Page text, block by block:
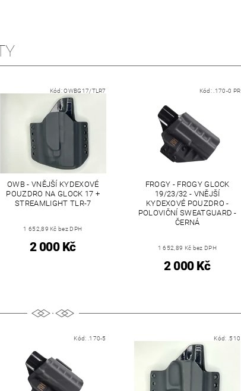
Kód:OWBG17/TLR7
OWB - VNĚJŠÍ KYDEXOVÉ
POUZDRO NA GLOCK 17 +
STREAMLIGHT TLR-7
1 652,89 Kč bez DPH
2 000 Kč
Kód:.170-0 PR
FROGY - FROGY GLOCK
19/23/32 - VNĚJŠÍ
KYDEXOVÉ POUZDRO -
POLOVIČNÍ SWEATGUARD -
ČERNÁ
1 652,89 Kč bez DPH
2 000 Kč
Kód: .170-5 Kód: .510